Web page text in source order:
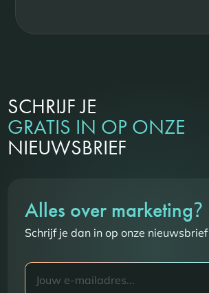
SCHRIJF JE
GRATIS IN OP ONZE
NIEUWSBRIEF
Alles over marketing?
Schrijf je dan in op onze nieuwsbrief